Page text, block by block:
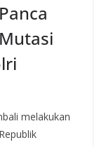
melakukan